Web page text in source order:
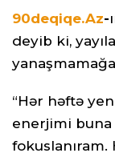
90deqiqe.Az-
deyib ki,
yanaşmamağa
“Hər həftə
enerjimi
fokuslanıram.